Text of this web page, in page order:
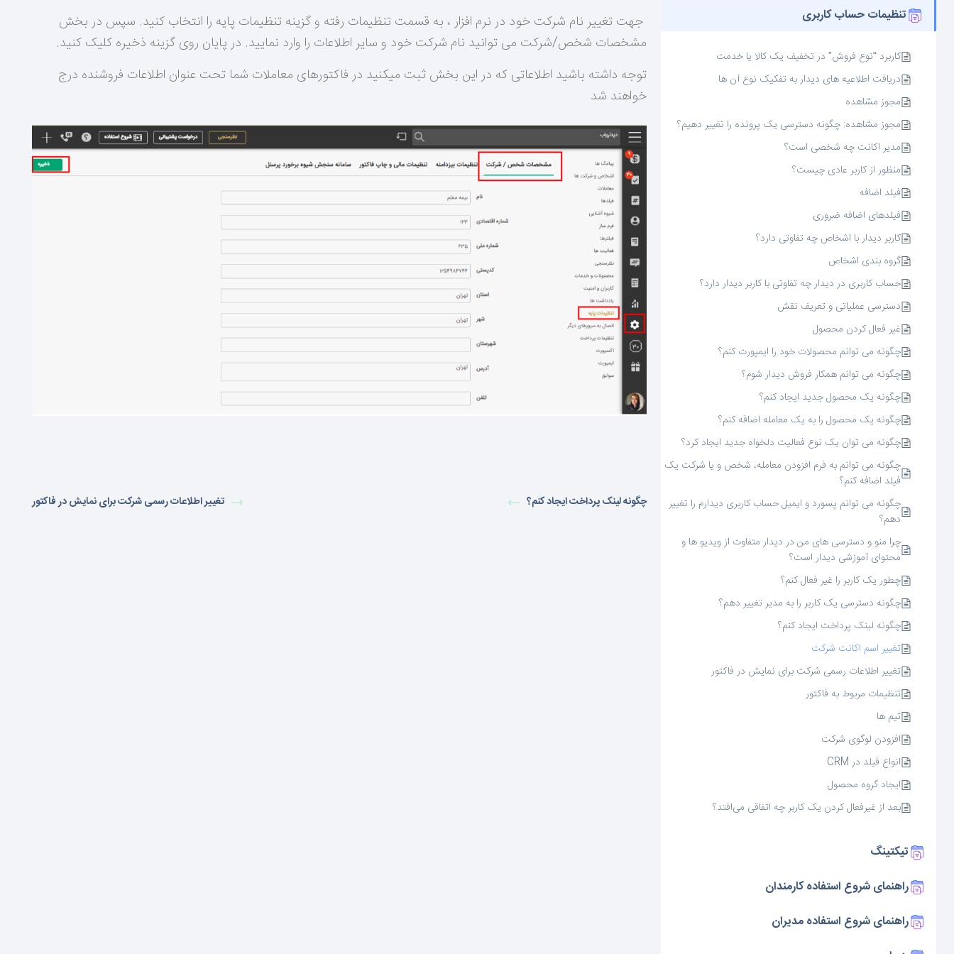
تنظیمات حساب کاربری
کاربرد “نوع فروش” در تخفیف یک کالا یا خدمت
دریافت اطلاعیه های دیدار به تفکیک نوع آن ها
مجوز مشاهده
مجوز مشاهده: چگونه دسترسی یک پرونده را تغییر دهیم؟
مدیر اکانت چه شخصی است؟
منظور از کاربر عادی چیست؟
فیلد اضافه
فیلدهای اضافه ضروری
کاربر دیدار با اشخاص چه تفاوتی دارد؟
گروه بندی اشخاص
حساب کاربری در دیدار چه تفاوتی با کاربر دیدار دارد؟
دسترسی عملیاتی و تعریف نقش
غیر فعال کردن محصول
چگونه می توانم محصولات خود را ایمپورت کنم؟
چگونه می توانم همکار فروش دیدار شوم؟
چگونه یک محصول جدید ایجاد کنم؟
چگونه یک محصول را به یک معامله اضافه کنم؟
چگونه می توان یک نوع فعالیت دلخواه جدید ایجاد کرد؟
چگونه می توانم به فرم افزودن معامله، شخص و یا شرکت یک
فیلد اضافه کنم؟
چگونه می توانم پسورد و ایمیل حساب کاربری دیدارم را تغییر
دهم؟
چرا منو و دسترسی های من در دیدار متفاوت از ویدیو ها و
محتوای آموزشی دیدار است؟
چطور یک کاربر را غیر فعال کنم؟
چگونه دسترسی یک کاربر را به مدیر تغییر دهم؟
چگونه لینک پرداخت ایجاد کنم؟
تغییر اسم اکانت شرکت
تغییر اطلاعات رسمی شرکت برای نمایش در فاکتور
تنظیمات مربوط به فاکتور
تیم ها
افزودن لوگوی شرکت
انواع فیلد در CRM
ایجاد گروه محصول
بعد از غیرفعال کردن یک کاربر چه اتفاقی می‌افتد؟
تیکتینگ
راهنمای شروع استفاده کارمندان
راهنمای شروع استفاده مدیران
جهت تغییر نام شرکت خود در نرم افزار ، به قسمت تنظیمات رفته و گزینه تنظیمات پایه را انتخاب کنید. سپس در بخش
مشخصات شخص/شرکت می توانید نام شرکت خود و سایر اطلاعات را وارد نمایید. در پایان روی گزینه ذخیره کلیک کنید.
توجه داشته باشید اطلاعاتی که در این بخش ثبت میکنید در فاکتورهای معاملات شما تحت عنوان اطلاعات فروشنده درج
خواهند شد
چگونه لینک پرداخت ایجاد کنم؟ تغییر اطلاعات رسمی شرکت برای نمایش در فاکتور